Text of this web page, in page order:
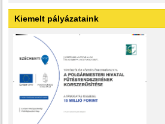
Kiemelt pályázataink